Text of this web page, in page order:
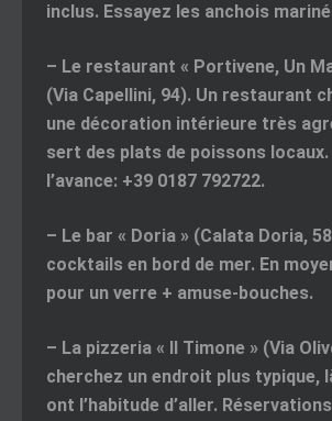
inclus. Essayez les anchois
– Le restaurant « Portivene, Un
(Via Capellini, 94). Un restaurant
une décoration intérieure très
sert des plats de poissons locaux.
l’avance: +39 0187 792722.
– Le bar « Doria » (Calata Doria,
cocktails en bord de mer. En
pour un verre + amuse-bouches.
– La pizzeria « Il Timone » (Via
cherchez un endroit plus typique,
ont l’habitude d’aller.